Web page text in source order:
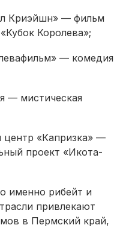
Криэйшн» — фильм
Королева»;
— комедия
— мистическая
«Капризка» —
проект «Икота-
именно рибейт и
привлекают
в Пермский край,